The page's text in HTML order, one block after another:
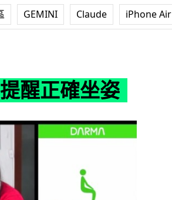
GEMINI Claude iPhone Air
醒正確坐姿